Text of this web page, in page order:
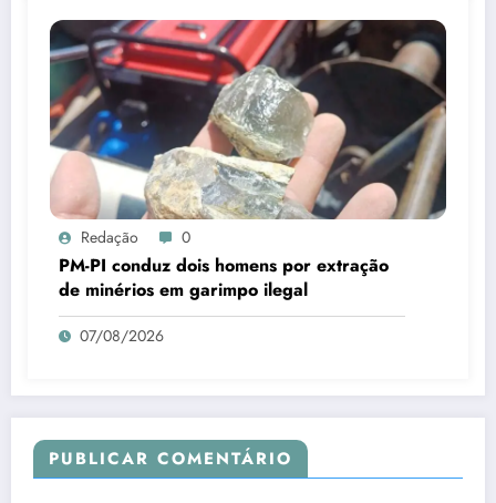
Redação 0
PM-PI conduz dois homens por extração
de minérios em garimpo ilegal
07/08/2026
PUBLICAR COMENTÁRIO